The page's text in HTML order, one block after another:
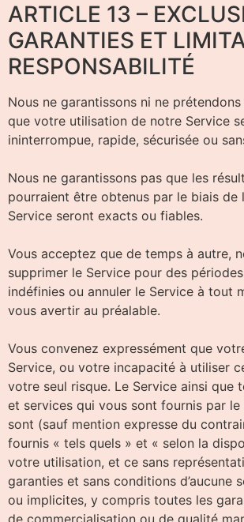
ARTICLE 13 –
GARANTIES ET
RESPONSABILITÉ
Nous ne garantissons ni ne
que votre utilisation de notre Service
ininterrompue, rapide, sécurisée ou
Nous ne garantissons pas que les
pourraient être obtenus par le biais de
Service seront exacts ou fiables.
Vous acceptez que de temps à autre,
supprimer le Service pour des
indéfinies ou annuler le Service à tout
vous avertir au préalable.
Vous convenez expressément que
Service, ou votre incapacité à utiliser
votre seul risque. Le Service ainsi que
et services qui vous sont fournis par le
sont (sauf mention expresse du
fournis « tels quels » et « selon la
votre utilisation, et ce sans
garanties et sans conditions d’aucune
ou implicites, y compris toutes les